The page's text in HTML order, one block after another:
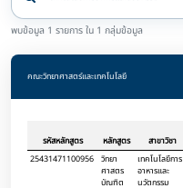
พบข้อมูล 1 รายการ ใน 1 กลุ่มข้อมูล
คณะวิทยาศาสตร์และเทคโนโลยี
รหัสหลักสูตร หลักสูตร สาขาวิชา
25431471100956 วิทยา
ศาสตร
บัณฑิต
เทคโนโลยีการ
อาหารและ
นวัตกรรม